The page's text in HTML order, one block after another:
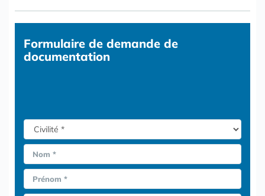
Formulaire de demande de
documentation
Nom *
Prénom *